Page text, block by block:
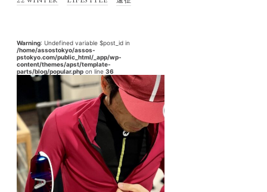
Warning: Undefined variable $post_id in
/home/assostokyo/assos-
pstokyo.com/public_html/_app/wp-
content/themes/apst/template-
parts/blog/popular.php on line 36